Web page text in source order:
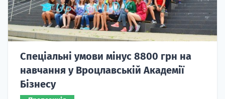
Спеціальні умови мінус 8800 грн на
навчання у Вроцлавській Академії
Бізнесу